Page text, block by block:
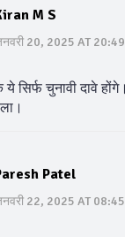
M S
20, 2025 AT 20:49
ये सिर्फ चुनावी दावे
Patel
22, 2025 AT 08:45